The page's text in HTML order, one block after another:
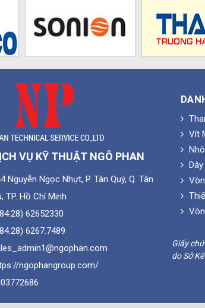
VỤ KỸ THUẬT NGÔ PHAN
Nguyễn Ngọc Nhựt, P. Tân Quý, Q. Tân
TP. Hồ Chí Minh
62652330
6267.7489
ngophangroup.com/
Vít
Giấy
do Sở